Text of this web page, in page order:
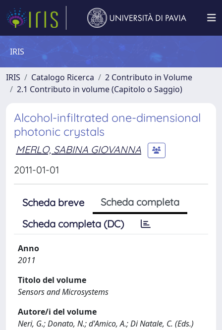
IRIS
IRIS Catalogo Ricerca
2 Contributo in Volume
2.1 Contributo in volume (Capitolo o Saggio)
Alcohol-infiltrated one-dimensional
photonic crystals
MERLO, SABINA GIOVANNA
2011-01-01
Scheda breve
Scheda completa
Scheda completa (DC)
Anno
2011
Titolo del volume
Sensors and Microsystems
Autore/i del volume
Neri, G.; Donato, N.; d'Amico, A.; Di Natale, C. (Eds.)